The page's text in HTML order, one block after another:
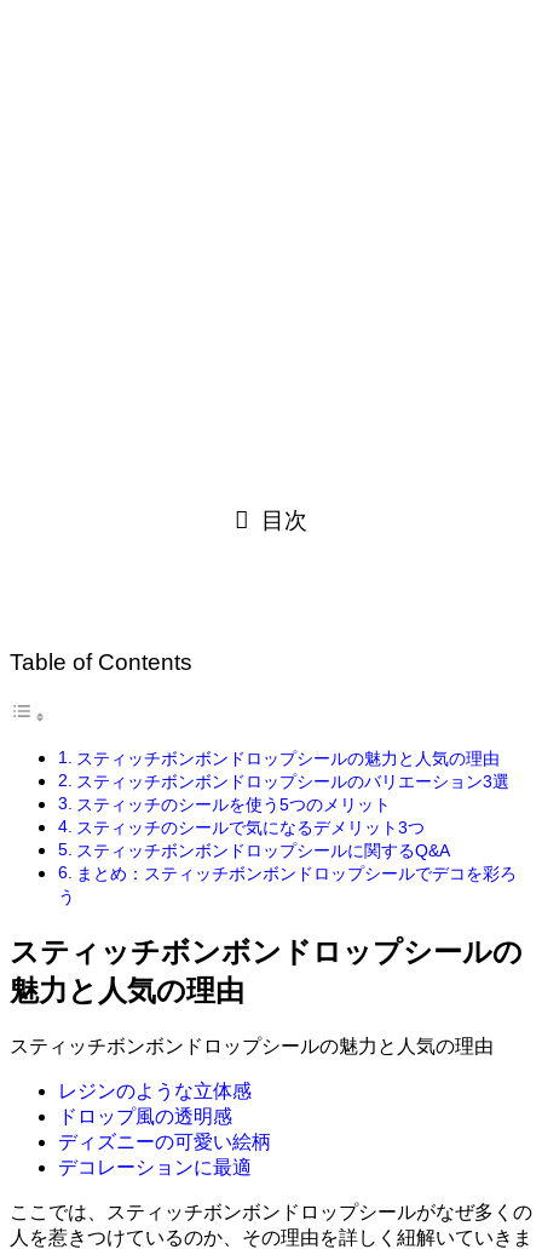
目次
Table of Contents
スティッチボンボンドロップシールの魅力と人気の理由
スティッチボンボンドロップシールのバリエーション3選
スティッチのシールを使う5つのメリット
スティッチのシールで気になるデメリット3つ
スティッチボンボンドロップシールに関するQ&A
まとめ：スティッチボンボンドロップシールでデコを彩ろ
う
スティッチボンボンドロップシールの
魅力と人気の理由
スティッチボンボンドロップシールの魅力と人気の理由
レジンのような立体感
ドロップ風の透明感
ディズニーの可愛い絵柄
デコレーションに最適
ここでは、スティッチボンボンドロップシールがなぜ多くの
人を惹きつけているのか、その理由を詳しく紐解いていきま